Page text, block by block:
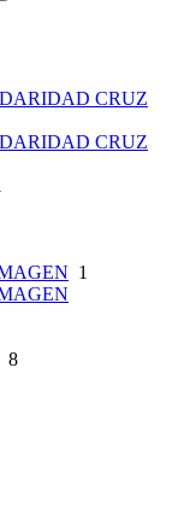
CRUZ
CRUZ
1
8